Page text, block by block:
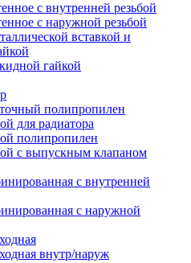
с внутренней резьбой
с наружной резьбой
вставкой и
гайкой
полипропилен
для радиатора
полипропилен
с выпускным клапаном
с внутренней
с наружной
внутр/наруж